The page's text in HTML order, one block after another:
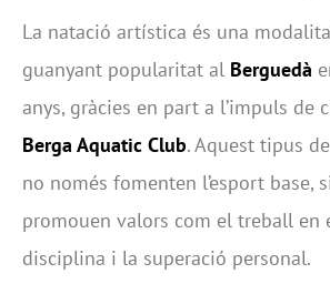
La natació artística és una
guanyant popularitat al Berguedà
anys, gràcies en part a l’impuls de
Berga Aquatic Club. Aquest tipus
no només fomenten l’esport base,
promouen valors com el treball en
disciplina i la superació personal.